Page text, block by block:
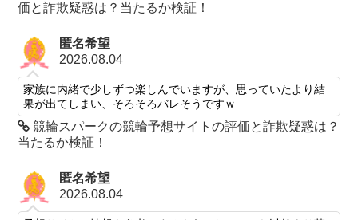
価と詐欺疑惑は？当たるか検証！
匿名希望
2026.08.04
家族に内緒で少しずつ楽しんでいますが、思っていたより結
果が出てしまい、そろそろバレそうですｗ
競輪スパークの競輪予想サイトの評価と詐欺疑惑は？
当たるか検証！
匿名希望
2026.08.04